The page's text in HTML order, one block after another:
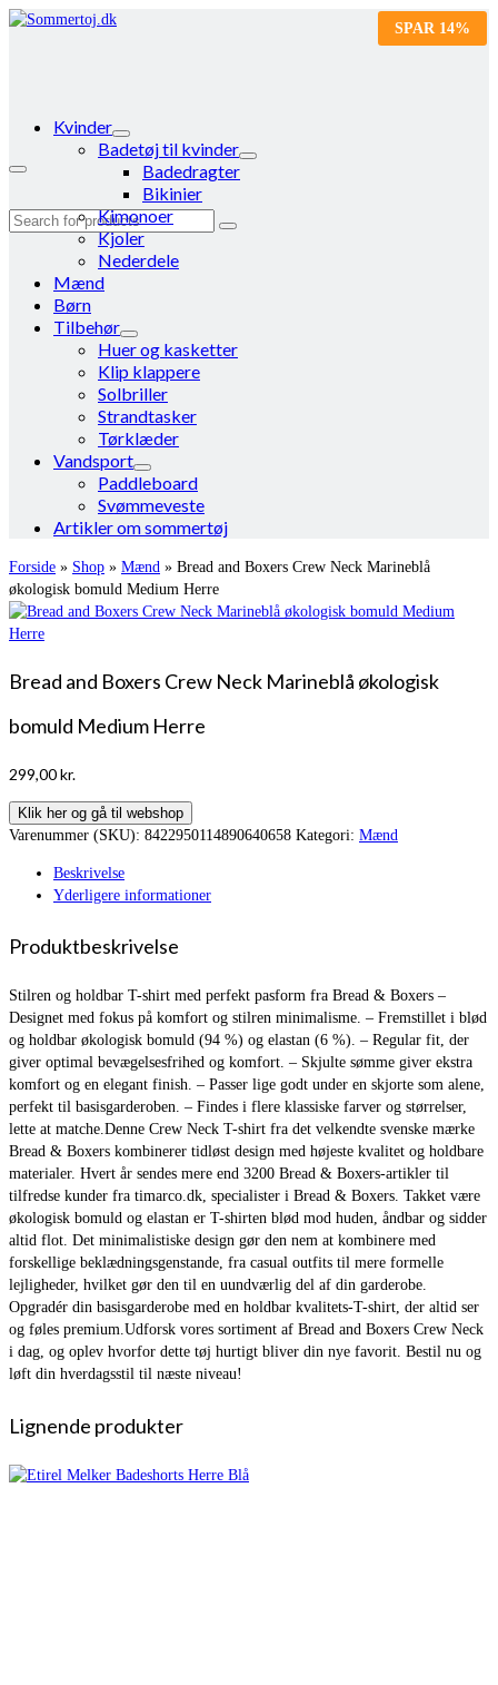
Search
Kvinder
Badetøj til kvinder
Badedragter
Bikinier
Kimonoer
Kjoler
Nederdele
Mænd
Børn
Tilbehør
Huer og kasketter
Klip klappere
Solbriller
Strandtasker
Tørklæder
Vandsport
Paddleboard
Svømmeveste
Artikler om sommertøj
Forside » Shop » Mænd » Bread and Boxers Crew Neck Marineblå
økologisk bomuld Medium Herre
Bread and Boxers Crew Neck Marineblå økologisk
bomuld Medium Herre
299,00kr.
Klik her og gå til webshop
Varenummer (SKU): 8422950114890640658 Kategori: Mænd
Beskrivelse
Yderligere informationer
Produktbeskrivelse
Stilren og holdbar T-shirt med perfekt pasform fra Bread & Boxers –
Designet med fokus på komfort og stilren minimalisme. – Fremstillet i blød
og holdbar økologisk bomuld (94 %) og elastan (6 %). – Regular fit, der
giver optimal bevægelsesfrihed og komfort. – Skjulte sømme giver ekstra
komfort og en elegant finish. – Passer lige godt under en skjorte som alene,
perfekt til basisgarderoben. – Findes i flere klassiske farver og størrelser,
lette at matche.Denne Crew Neck T-shirt fra det velkendte svenske mærke
Bread & Boxers kombinerer tidløst design med højeste kvalitet og holdbare
materialer. Hvert år sendes mere end 3200 Bread & Boxers-artikler til
tilfredse kunder fra timarco.dk, specialister i Bread & Boxers. Takket være
økologisk bomuld og elastan er T-shirten blød mod huden, åndbar og sidder
altid flot. Det minimalistiske design gør den nem at kombinere med
forskellige beklædningsgenstande, fra casual outfits til mere formelle
lejligheder, hvilket gør den til en uundværlig del af din garderobe.
Opgradér din basisgarderobe med en holdbar kvalitets-T-shirt, der altid ser
og føles premium.Udforsk vores sortiment af Bread and Boxers Crew Neck
i dag, og oplev hvorfor dette tøj hurtigt bliver din nye favorit. Bestil nu og
løft din hverdagsstil til næste niveau!
Lignende produkter
SPAR 14%